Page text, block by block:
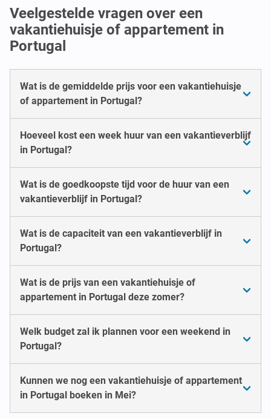
Veelgestelde vragen over een
vakantiehuisje of appartement in
Portugal
Wat is de gemiddelde prijs voor een vakantiehuisje
of appartement in Portugal?
Hoeveel kost een week huur van een vakantieverblijf
in Portugal?
Wat is de goedkoopste tijd voor de huur van een
vakantieverblijf in Portugal?
Wat is de capaciteit van een vakantieverblijf in
Portugal?
Wat is de prijs van een vakantiehuisje of
appartement in Portugal deze zomer?
Welk budget zal ik plannen voor een weekend in
Portugal?
Kunnen we nog een vakantiehuisje of appartement
in Portugal boeken in Mei?